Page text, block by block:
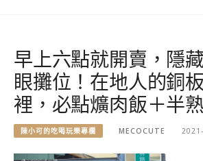
早上六點就開賣，隱
眼攤位！在地人的銅
裡，必點爌肉飯＋半
陳小可的吃喝玩樂專欄 MECOCUTE